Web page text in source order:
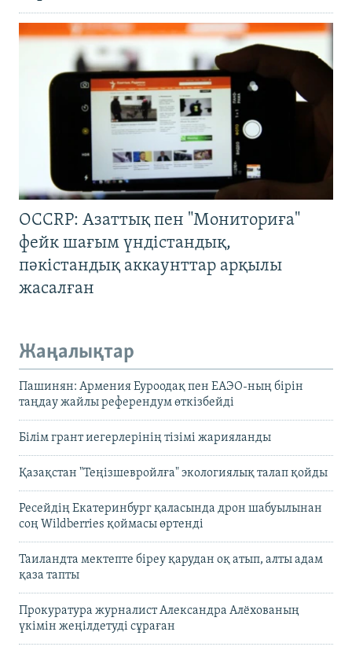
OCCRP: Азаттық пен "Мониториға"
фейк шағым үндістандық,
пәкістандық аккаунттар арқылы
жасалған
Жаңалықтар
Пашинян: Армения Еуроодақ пен ЕАЭО-ның бірін
таңдау жайлы референдум өткізбейді
Білім грант иегерлерінің тізімі жарияланды
Қазақстан "Теңізшевройлға" экологиялық талап қойды
Ресейдің Екатеринбург қаласында дрон шабуылынан
соң Wildberries қоймасы өртенді
Таиландта мектепте біреу қарудан оқ атып, алты адам
қаза тапты
Прокуратура журналист Александра Алёхованың
үкімін жеңілдетуді сұраған